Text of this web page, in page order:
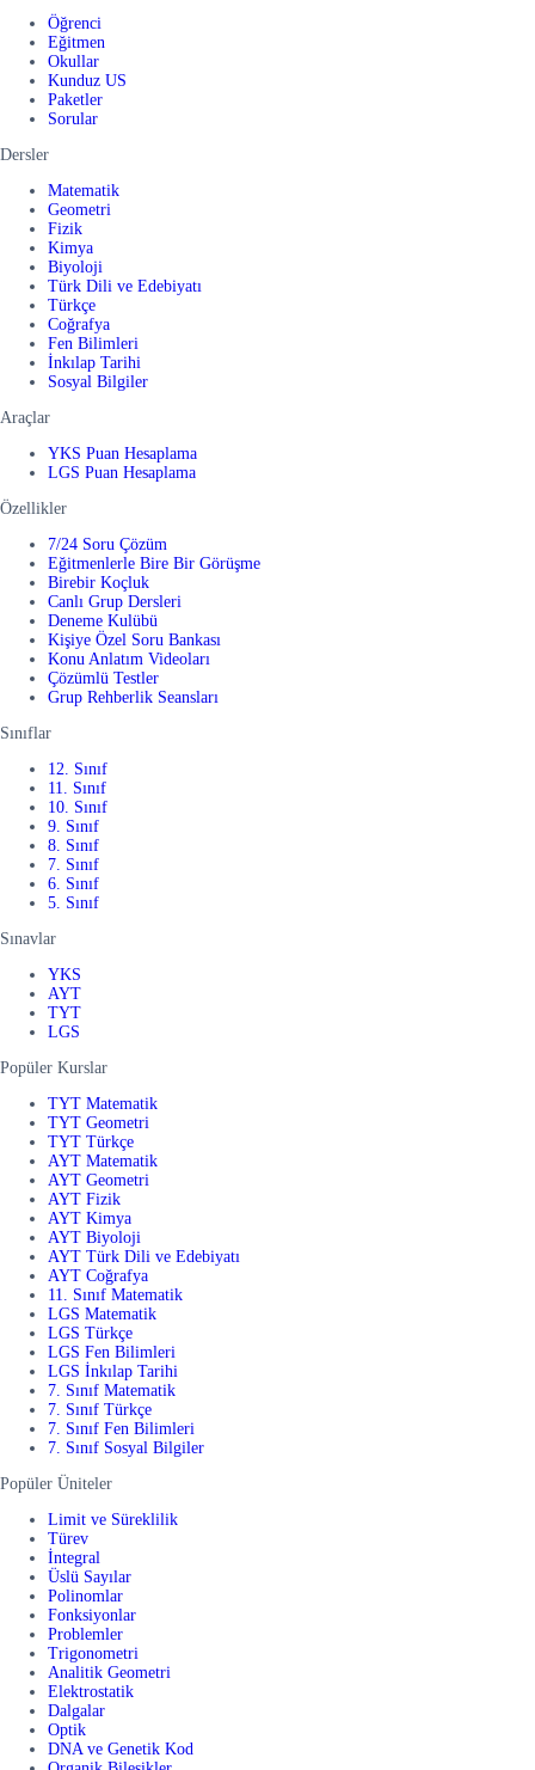
Öğrenci
Eğitmen
Okullar
Kunduz US
Paketler
Sorular
Dersler
Matematik
Geometri
Fizik
Kimya
Biyoloji
Türk Dili ve Edebiyatı
Türkçe
Coğrafya
Fen Bilimleri
İnkılap Tarihi
Sosyal Bilgiler
Araçlar
YKS Puan Hesaplama
LGS Puan Hesaplama
Özellikler
7/24 Soru Çözüm
Eğitmenlerle Bire Bir Görüşme
Birebir Koçluk
Canlı Grup Dersleri
Deneme Kulübü
Kişiye Özel Soru Bankası
Konu Anlatım Videoları
Çözümlü Testler
Grup Rehberlik Seansları
Sınıflar
12. Sınıf
11. Sınıf
10. Sınıf
9. Sınıf
8. Sınıf
7. Sınıf
6. Sınıf
5. Sınıf
Sınavlar
YKS
AYT
TYT
LGS
Popüler Kurslar
TYT Matematik
TYT Geometri
TYT Türkçe
AYT Matematik
AYT Geometri
AYT Fizik
AYT Kimya
AYT Biyoloji
AYT Türk Dili ve Edebiyatı
AYT Coğrafya
11. Sınıf Matematik
LGS Matematik
LGS Türkçe
LGS Fen Bilimleri
LGS İnkılap Tarihi
7. Sınıf Matematik
7. Sınıf Türkçe
7. Sınıf Fen Bilimleri
7. Sınıf Sosyal Bilgiler
Popüler Üniteler
Limit ve Süreklilik
Türev
İntegral
Üslü Sayılar
Polinomlar
Fonksiyonlar
Problemler
Trigonometri
Analitik Geometri
Elektrostatik
Dalgalar
Optik
DNA ve Genetik Kod